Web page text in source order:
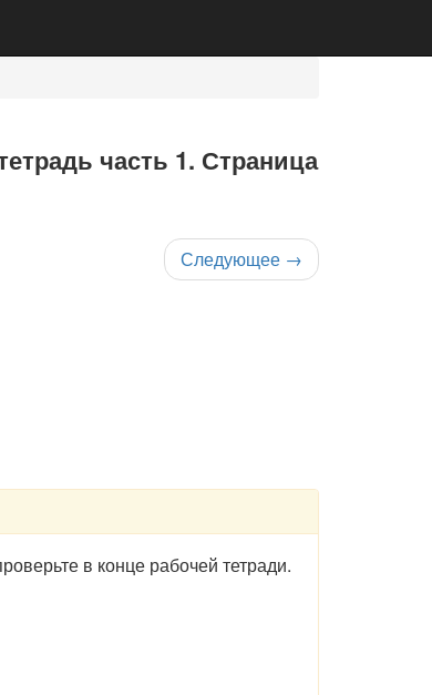
часть 1. Страница
Следующее →
в конце рабочей тетради.